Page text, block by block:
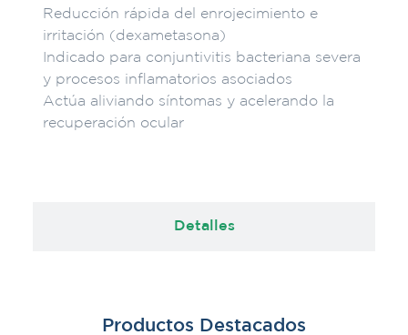
Detalles
Reducción rápida del enrojecimiento e
irritación (dexametasona)
Indicado para conjuntivitis bacteriana severa
y procesos inflamatorios asociados
Actúa aliviando síntomas y acelerando la
recuperación ocular
Productos Destacados